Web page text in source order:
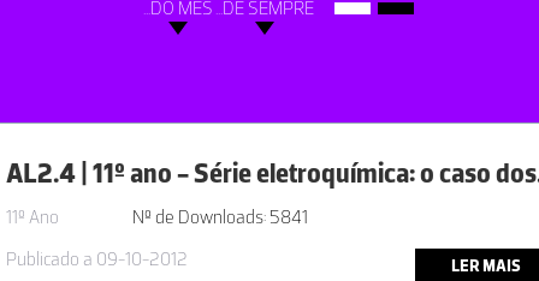
...DO MÊS ...DE SEMPRE
11º Ano
Nº de Downloads: 5841
Publicado a 09-10-2012
LER MAIS